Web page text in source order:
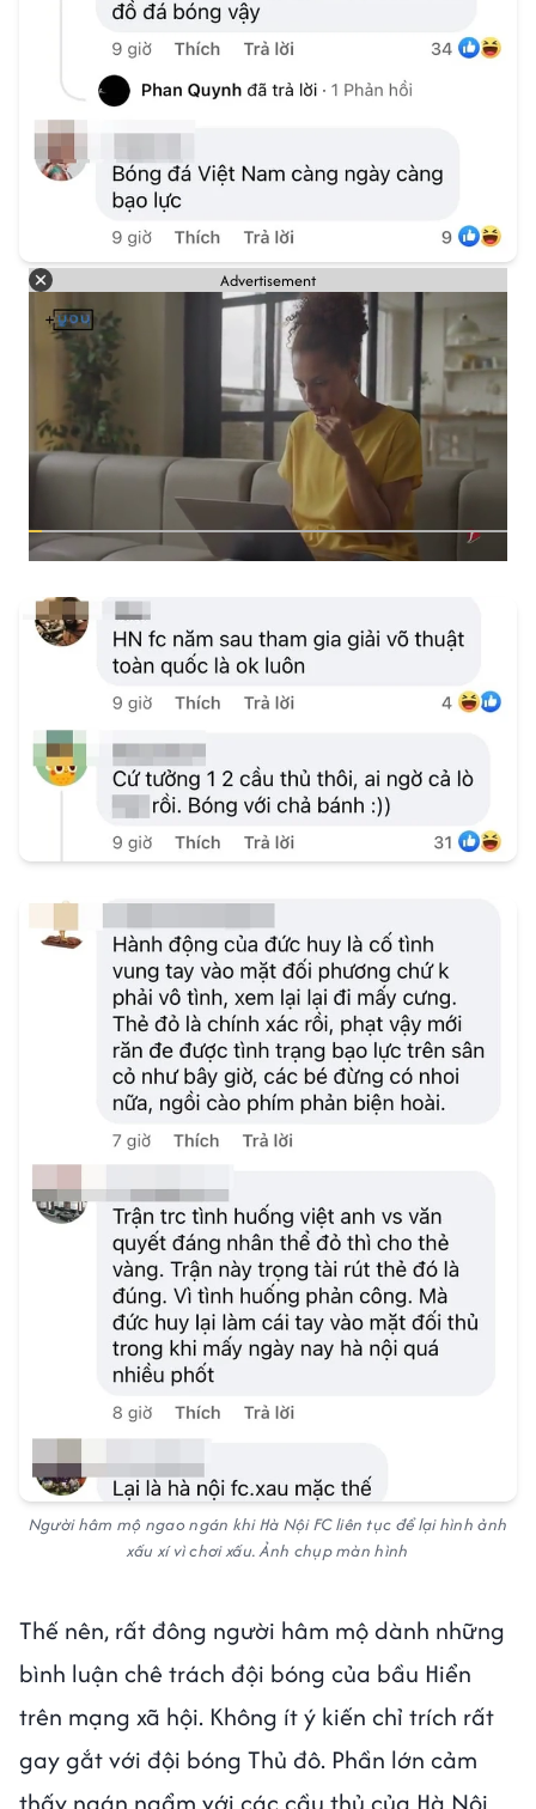
Advertisement
Người hâm mộ ngao ngán khi Hà Nội FC liên tục để lại hình ảnh
xấu xí vì chơi xấu. Ảnh chụp màn hình
Thế nên, rất đông người hâm mộ dành những
bình luận chê trách đội bóng của bầu Hiển
trên mạng xã hội. Không ít ý kiến chỉ trích rất
gay gắt với đội bóng Thủ đô. Phần lớn cảm